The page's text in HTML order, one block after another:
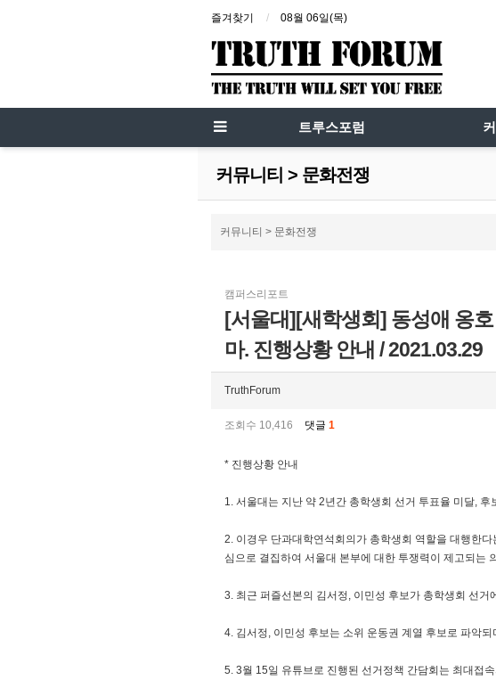
즐겨찾기 08월 06일(목)
트루스포럼
커뮤니티 > 문화전쟁
커뮤니티 > 문화전쟁
캠퍼스리포트
[서울대][새학생회] 동성애 옹
마. 진행상황 안내 / 2021.03.29
TruthForum
조회수 10,416 댓글 1
* 진행상황 안내
1. 서울대는 지난 약 2년간 총학생회 선거 투표율 미달,
2. 이경우 단과대학연석회의가 총학생회 역할을 대행한
심으로 결집하여 서울대 본부에 대한 투쟁력이 제고되는
3. 최근 퍼즐선본의 김서정, 이민성 후보가 총학생회 선거
4. 김서정, 이민성 후보는 소위 운동권 계열 후보로 파악
5. 3월 15일 유튜브로 진행된 선거정책 간담회는 최대접